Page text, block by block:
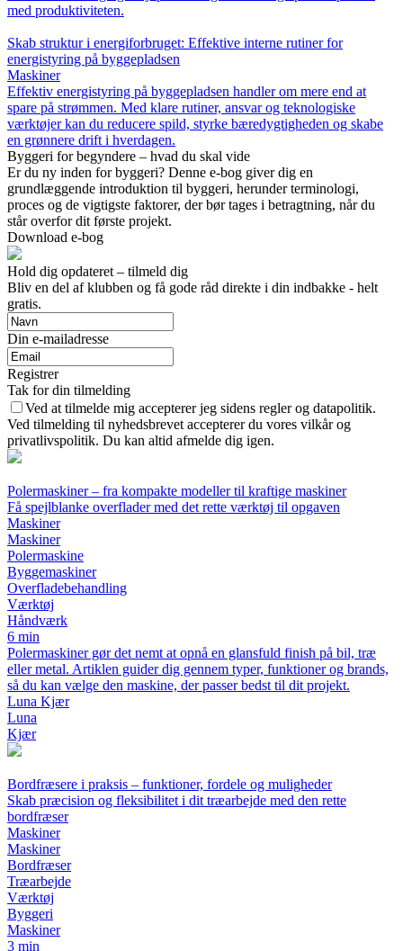
med produktiviteten.
Skab struktur i energiforbruget: Effektive interne rutiner for
energistyring på byggepladsen
Maskiner
Effektiv energistyring på byggepladsen handler om mere end at
spare på strømmen. Med klare rutiner, ansvar og teknologiske
værktøjer kan du reducere spild, styrke bæredygtigheden og skabe
en grønnere drift i hverdagen.
Byggeri for begyndere – hvad du skal vide
Er du ny inden for byggeri? Denne e-bog giver dig en
grundlæggende introduktion til byggeri, herunder terminologi,
proces og de vigtigste faktorer, der bør tages i betragtning, når du
står overfor dit første projekt.
Download e-bog
Hold dig opdateret – tilmeld dig
Bliv en del af klubben og få gode råd direkte i din indbakke - helt
gratis.
Din e-mailadresse
Registrer
Tak for din tilmelding
Ved at tilmelde mig accepterer jeg sidens regler og datapolitik.
Ved tilmelding til nyhedsbrevet accepterer du vores vilkår og
privatlivspolitik. Du kan altid afmelde dig igen.
Polermaskiner – fra kompakte modeller til kraftige maskiner
Få spejlblanke overflader med det rette værktøj til opgaven
Maskiner
Maskiner
Polermaskine
Byggemaskiner
Overfladebehandling
Værktøj
Håndværk
6 min
Polermaskiner gør det nemt at opnå en glansfuld finish på bil, træ
eller metal. Artiklen guider dig gennem typer, funktioner og brands,
så du kan vælge den maskine, der passer bedst til dit projekt.
Luna Kjær
Luna
Kjær
Bordfræsere i praksis – funktioner, fordele og muligheder
Skab præcision og fleksibilitet i dit træarbejde med den rette
bordfræser
Maskiner
Maskiner
Bordfræser
Træarbejde
Værktøj
Byggeri
Maskiner
3 min